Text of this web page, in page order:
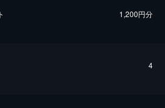
1,200円分
4